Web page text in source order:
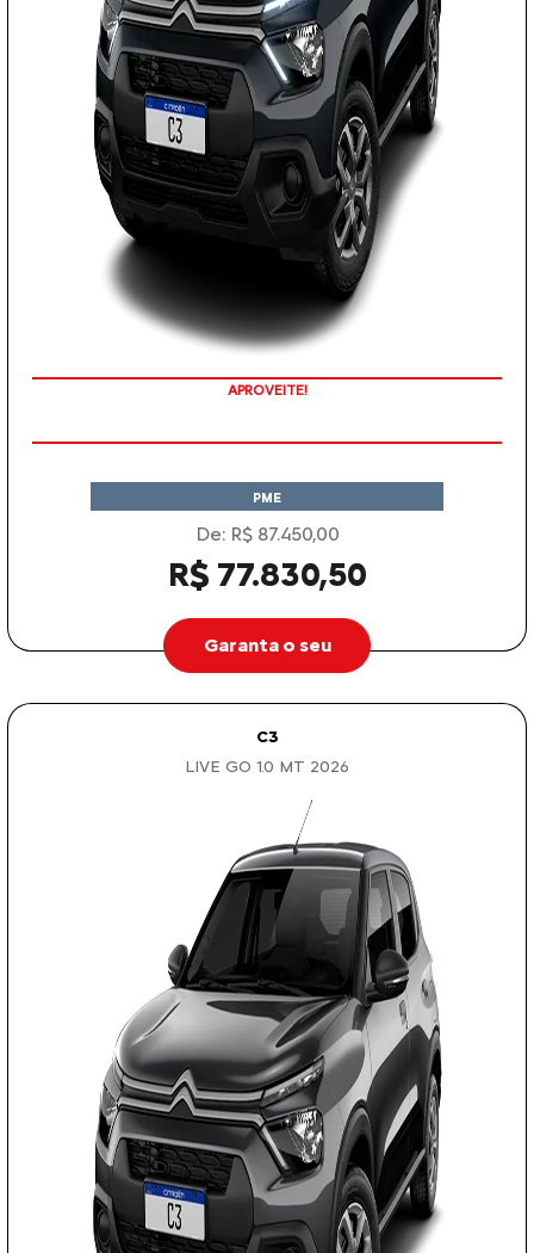
APROVEITE!
PME
De: R$ 87.450,00
R$ 77.830,50
Garanta o seu
C3
LIVE GO 1.0 MT 2026